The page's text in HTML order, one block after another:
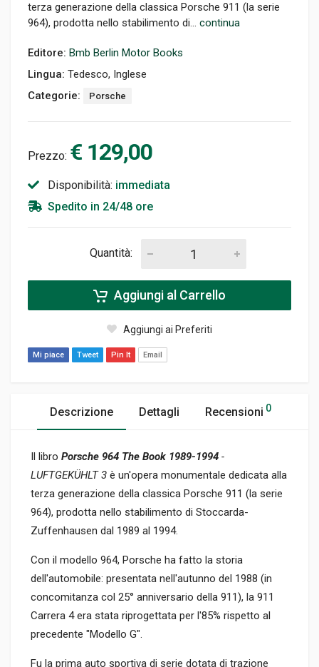
terza generazione della classica Porsche 911 (la serie
964), prodotta nello stabilimento di... continua
Editore: Bmb Berlin Motor Books
Lingua: Tedesco, Inglese
Categorie:
Porsche
Prezzo: € 129,00
Disponibilità: immediata
Spedito in 24/48 ore
Quantità:
Aggiungi al Carrello
Aggiungi ai Preferiti
Mi piace Tweet Pin It Email
Descrizione Dettagli Recensioni 0
Il libro Porsche 964 The Book 1989-1994 -
LUFTGEKÜHLT 3 è un'opera monumentale dedicata alla
terza generazione della classica Porsche 911 (la serie
964), prodotta nello stabilimento di Stoccarda-
Zuffenhausen dal 1989 al 1994.
Con il modello 964, Porsche ha fatto la storia
dell'automobile: presentata nell'autunno del 1988 (in
concomitanza col 25° anniversario della 911), la 911
Carrera 4 era stata riprogettata per l'85% rispetto al
precedente "Modello G".
Fu la prima auto sportiva di serie dotata di trazione